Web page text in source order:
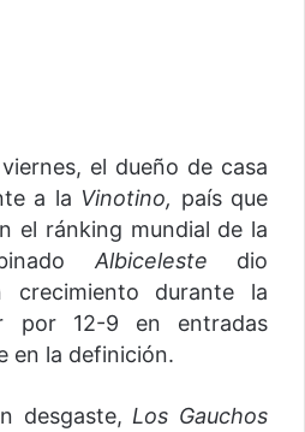
el dueño de casa
a la Vinotino, país que
el ránking mundial de la
Albiceleste dio
crecimiento durante la
por 12-9 en entradas
en la definición.
desgaste,Los Gauchos